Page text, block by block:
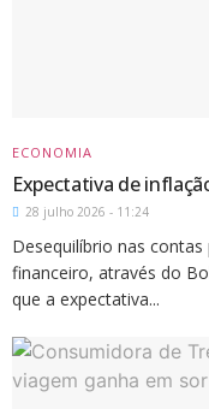
ECONOMIA
Expectativa de
28 julho 2026 - 11:24
Desequilíbrio nas
financeiro, através do
que a expectativa...